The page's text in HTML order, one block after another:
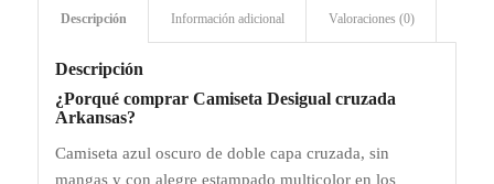
Descripción Información adicional Valoraciones (0)
Descripción
¿Porqué comprar Camiseta Desigual cruzada
Arkansas?
Camiseta azul oscuro de doble capa cruzada, sin
mangas y con alegre estampado multicolor en los